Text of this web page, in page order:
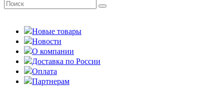
Новые товары
Новости
О компании
Доставка по России
Оплата
Партнерам